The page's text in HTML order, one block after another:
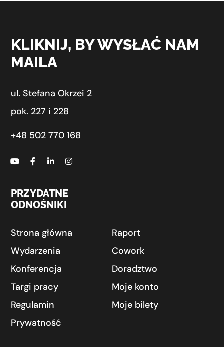
KLIKNIJ, BY WYSŁAĆ NAM
MAILA
ul. Stefana Okrzei 2
pok. 227 i 228
+48 502 770 168
PRZYDATNE
ODNOŚNIKI
Strona główna
Wydarzenia
Konferencja
Targi pracy
Regulamin
Prywatność
Raport
Cowork
Doradztwo
Moje konto
Moje bilety